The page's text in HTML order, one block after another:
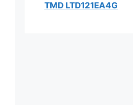
TMD LTD121EA4G